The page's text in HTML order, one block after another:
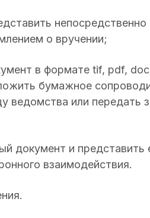
о вручении;
в формате tif, pdf,
бумажное
ведомства или передать
документ и представить
взаимодействия.